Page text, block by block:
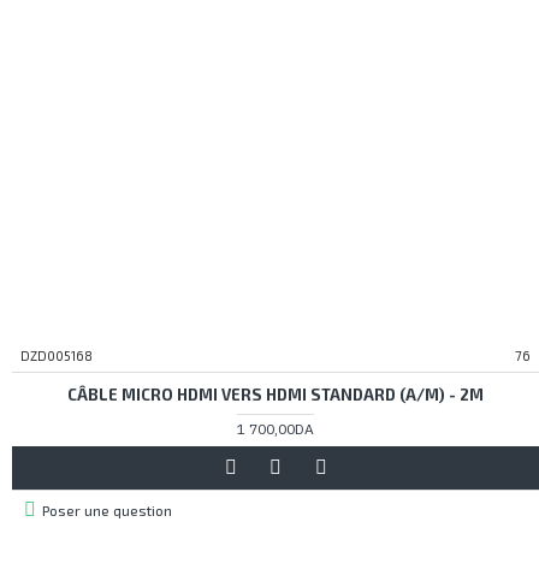
DZD005168 76
CÂBLE MICRO HDMI VERS HDMI STANDARD (A/M) - 2M
1 700,00DA
Poser une question